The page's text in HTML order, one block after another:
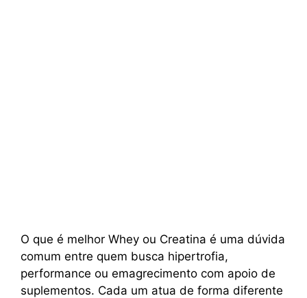
O que é melhor Whey ou Creatina é uma dúvida
comum entre quem busca hipertrofia,
performance ou emagrecimento com apoio de
suplementos. Cada um atua de forma diferente